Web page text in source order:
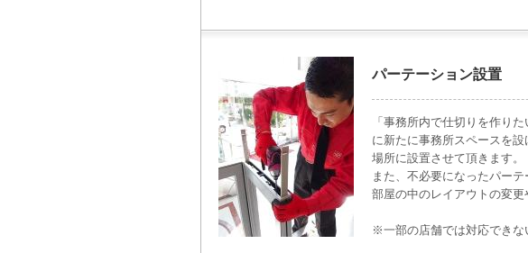
パーテーション設置
「事務所内で仕切りを作り
に新たに事務所スペースを
場所に設置させて頂きます。
また、不必要になったパー
部屋の中のレイアウトの変更
※一部の店舗では対応できな